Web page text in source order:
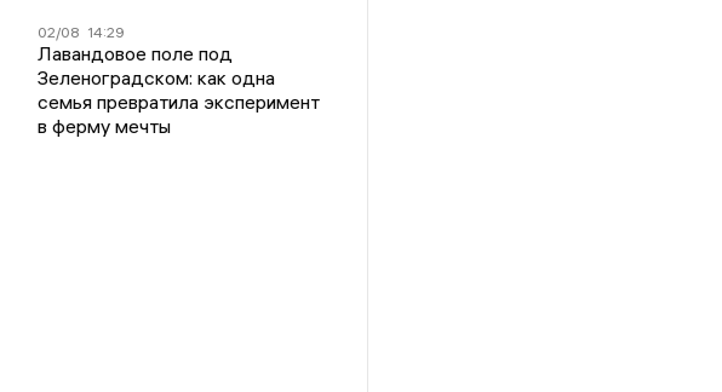
02/08 14:29
Лавандовое поле под
Зеленоградском: как одна
семья превратила эксперимент
в ферму мечты